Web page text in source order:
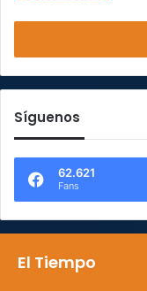
Síguenos
62.621
Fans
El Tiempo